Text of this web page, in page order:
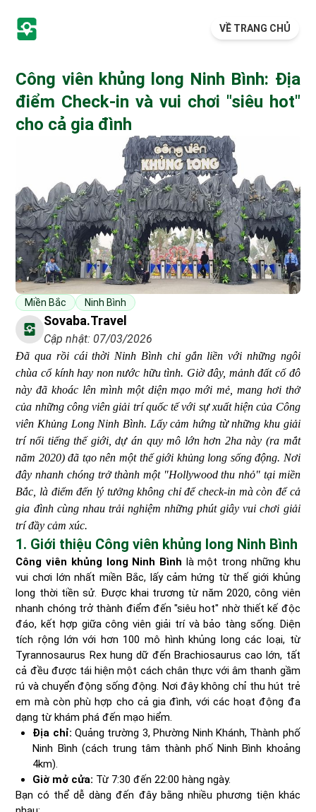
VỀ TRANG CHỦ
Công viên khủng long Ninh Bình: Địa
điểm Check-in và vui chơi "siêu hot"
cho cả gia đình
Miền Bắc Ninh Bình
Sovaba.travel
Cập nhật: 07/03/2026
Đã qua rồi cái thời Ninh Bình chỉ gắn liền với những ngôi
chùa cổ kính hay non nước hữu tình. Giờ đây, mảnh đất cố đô
này đã khoác lên mình một diện mạo mới mẻ, mang hơi thở
của những công viên giải trí quốc tế với sự xuất hiện của Công
viên Khủng Long Ninh Bình. Lấy cảm hứng từ những khu giải
trí nổi tiếng thế giới, dự án quy mô lớn hơn 2ha này (ra mắt
năm 2020) đã tạo nên một thế giới khủng long sống động. Nơi
đây nhanh chóng trở thành một "Hollywood thu nhỏ" tại miền
Bắc, là điểm đến lý tưởng không chỉ để check-in mà còn để cả
gia đình cùng nhau trải nghiệm những phút giây vui chơi giải
trí đầy cảm xúc.
1. Giới thiệu Công viên khủng long Ninh Bình
Công viên khủng long Ninh Bình là một trong những khu
vui chơi lớn nhất miền Bắc, lấy cảm hứng từ thế giới khủng
long thời tiền sử. Được khai trương từ năm 2020, công viên
nhanh chóng trở thành điểm đến "siêu hot" nhờ thiết kế độc
đáo, kết hợp giữa công viên giải trí và bảo tàng sống. Diện
tích rộng lớn với hơn 100 mô hình khủng long các loại, từ
Tyrannosaurus Rex hung dữ đến Brachiosaurus cao lớn, tất
cả đều được tái hiện một cách chân thực với âm thanh gầm
rú và chuyển động sống động. Nơi đây không chỉ thu hút trẻ
em mà còn phù hợp cho cả gia đình, với các hoạt động đa
dạng từ khám phá đến mạo hiểm.
Địa chỉ: Quảng trường 3, Phường Ninh Khánh, Thành phố
Ninh Bình (cách trung tâm thành phố Ninh Bình khoảng
4km).
Giờ mở cửa: Từ 7:30 đến 22:00 hàng ngày.
Bạn có thể dễ dàng đến đây bằng nhiều phương tiện khác